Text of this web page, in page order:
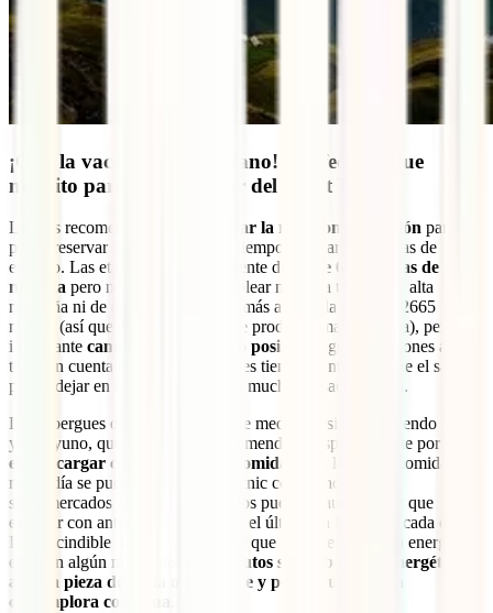
¡Con la vacaciones de verano! ¡Perfecto! ¿Que
necesito para hacer el tour del Mont Blanc?
Lo más recomendable es planificar la ruta con antelación para
poder reservar los albergues con tiempo y evitar problemas de
espacio. Las etapas serán diariamente de
entre 6 y 8 horas de
marcha pero no es necesario emplear ninguna técnica de alta
montaña ni de escalada. El punto más alto de la ruta son 2665
metros (así que es muy raro que se produzca mal de altura), pero es
importante caminar lo más ligero posible
. Algunas opciones a
tener en cuenta es que los albergues tienen mantas, así que el saco se
puede dejar en casa o llevar como mucho un saco sábana.
Los albergues ofrecen la opción de media pensión incluyendo cena
y desayuno, que es algo muy recomendable especialmente por
evitar cargar con el peso de la comida
. Para la propia comida del
mediodía se puede preparar un picnic comprando en los
supermercados al ir pasando por los pueblos, aunque hay que
estudiar con anterioridad cual será el último en la ruta de cada día.
Imprescindible llevar siempre algo que nos pueda dar esa energía
extra en algún momento,
como frutos secos, barritas energéticas,
alguna pieza de fruta o chocolate y por supuesto, una
cantimplora con agua